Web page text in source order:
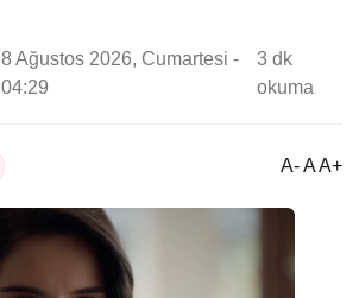
8 Ağustos 2026, Cumartesi -
04:29
3 dk
okuma
A- A A+